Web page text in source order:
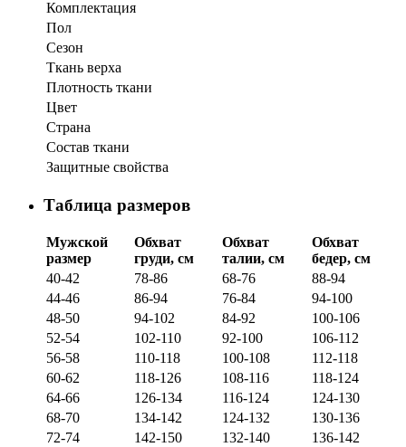
Комплектация
Пол
Сезон
Ткань верха
Плотность ткани
Цвет
Страна
Состав ткани
Защитные свойства
Таблица размеров
Мужской
размер
Обхват
груди, см
Обхват
талии, см
Обхват
бедер, см
40-42
78-86 68-76
88-94
44-46
86-94 76-84
94-100
48-50
94-102 84-92
100-106
52-54
102-110 92-100
106-112
56-58
110-118 100-108
112-118
60-62
118-126 108-116
118-124
64-66
126-134 116-124
124-130
68-70
134-142 124-132
130-136
72-74
142-150 132-140
136-142